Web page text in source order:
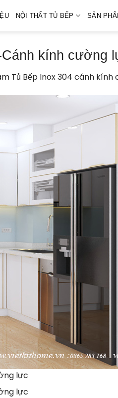
NỘI THẤT TỦ BẾP SẢN
kính cường
Tủ Bếp Inox 304 cánh kính
lực
lực